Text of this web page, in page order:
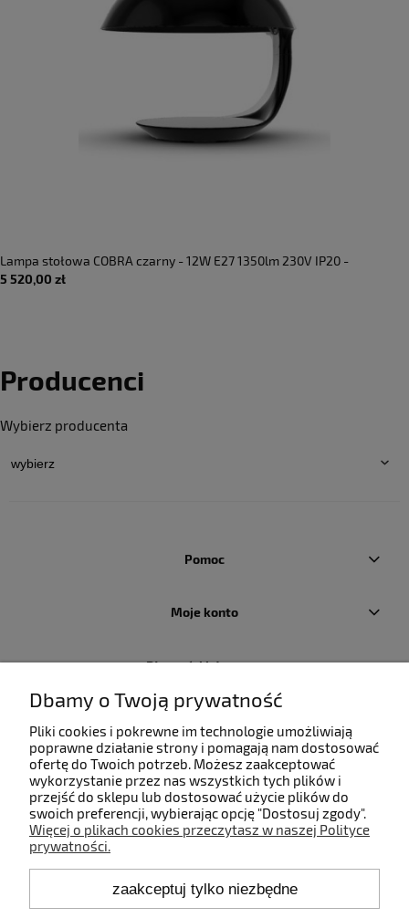
Lampa stołowa COBRA czarny - 12W E27 1350lm 230V IP20 -
MARTINELLI LUCE
5 520,00 zł
Producenci
Wybierz producenta
Pomoc
Moje konto
Płatności i dostawa
O nas
Kontakt
+48 660 808 853
Dbamy o Twoją prywatność
Pliki cookies i pokrewne im technologie umożliwiają
poprawne działanie strony i pomagają nam dostosować
ofertę do Twoich potrzeb. Możesz zaakceptować
wykorzystanie przez nas wszystkich tych plików i
przejść do sklepu lub dostosować użycie plików do
swoich preferencji, wybierając opcję "Dostosuj zgody".
Więcej o plikach cookies przeczytasz w naszej Polityce
prywatności.
zaakceptuj tylko niezbędne